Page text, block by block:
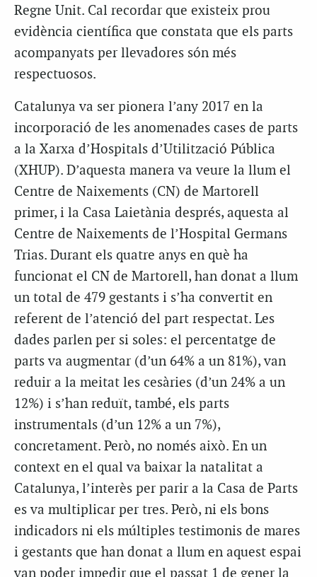
Regne Unit. Cal recordar que existeix prou
evidència científica que constata que els parts
acompanyats per llevadores són més
respectuosos.
Catalunya va ser pionera l’any 2017 en la
incorporació de les anomenades cases de parts
a la Xarxa d’Hospitals d’Utilització Pública
(XHUP). D’aquesta manera va veure la llum el
Centre de Naixements (CN) de Martorell
primer, i la Casa Laietània després, aquesta al
Centre de Naixements de l’Hospital Germans
Trias. Durant els quatre anys en què ha
funcionat el CN de Martorell, han donat a llum
un total de 479 gestants i s’ha convertit en
referent de l’atenció del part respectat. Les
dades parlen per si soles: el percentatge de
parts va augmentar (d’un 64% a un 81%), van
reduir a la meitat les cesàries (d’un 24% a un
12%) i s’han reduït, també, els parts
instrumentals (d’un 12% a un 7%),
concretament. Però, no només això. En un
context en el qual va baixar la natalitat a
Catalunya, l’interès per parir a la Casa de Parts
es va multiplicar per tres. Però, ni els bons
indicadors ni els múltiples testimonis de mares
i gestants que han donat a llum en aquest espai